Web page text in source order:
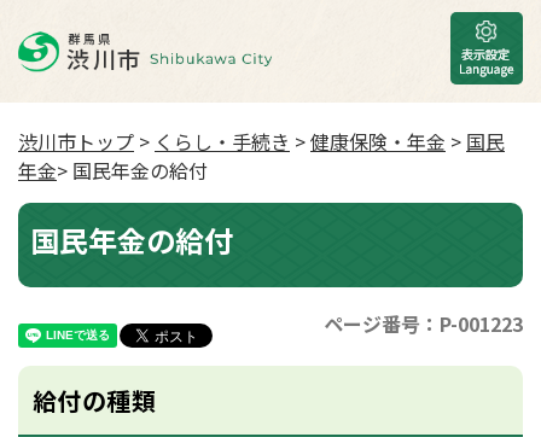
渋川市トップ > くらし・手続き >健康保険・年金 > 国民
年金> 国民年金の給付
国民年金の給付
ページ番号：P-001223
給付の種類